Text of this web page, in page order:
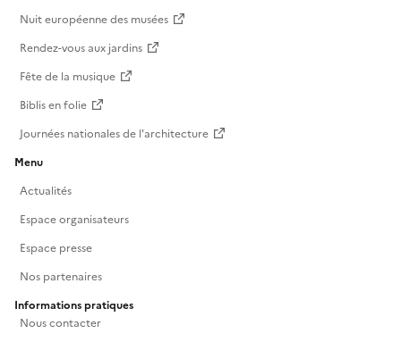
Nuit européenne des musées
Rendez-vous aux jardins
Fête de la musique
Biblis en folie
Journées nationales de l'architecture
Menu
Actualités
Espace organisateurs
Espace presse
Nos partenaires
Informations pratiques
Nous contacter